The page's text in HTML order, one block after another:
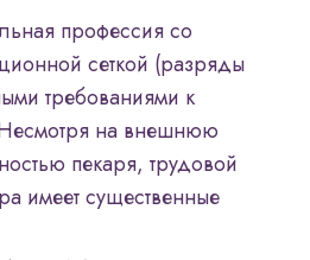
профессия со
сеткой (разряды
требованиями к
на внешнюю
пекаря, трудовой
имеет существенные